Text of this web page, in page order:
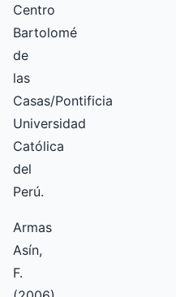
Centro
Bartolomé
de
las
Casas/Pontificia
Universidad
Católica
del
Perú.
Armas
Asín,
F.